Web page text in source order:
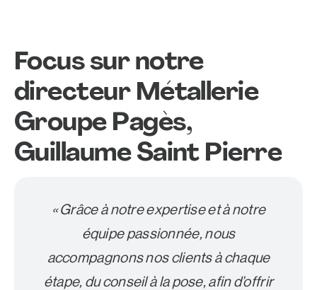
Focus sur notre
directeur Métallerie
Groupe Pagès,
Guillaume Saint Pierre
« Grâce à notre expertise et à notre
équipe passionnée, nous
accompagnons nos clients à chaque
étape, du conseil à la pose, afin d’offrir